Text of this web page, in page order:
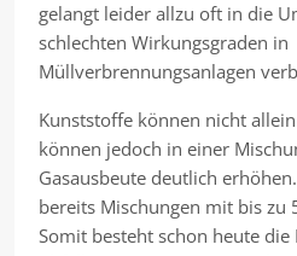
gelangt leider allzu oft in die
schlechten Wirkungsgraden in
Müllverbrennungsanlagen
Kunststoffe können nicht
können jedoch in einer
Gasausbeute deutlich
bereits Mischungen mit bis zu
Somit besteht schon heute die